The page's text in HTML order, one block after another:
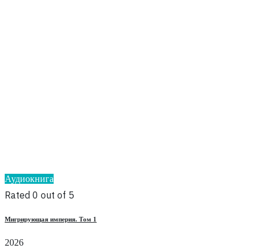
Аудиокнига
Rated 0 out of 5
Мигрирующая империя. Том 1
2026